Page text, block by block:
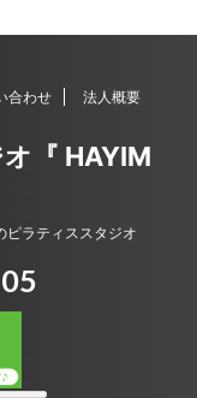
合わせ 法人概要
『 HAYIM
ピラティススタジオ